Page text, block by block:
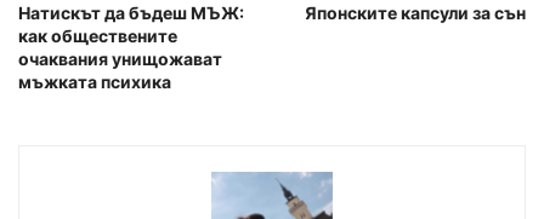
Натискът да бъдеш МЪЖ:
как обществените
очаквания унищожават
мъжката психика
Японските капсули за сън